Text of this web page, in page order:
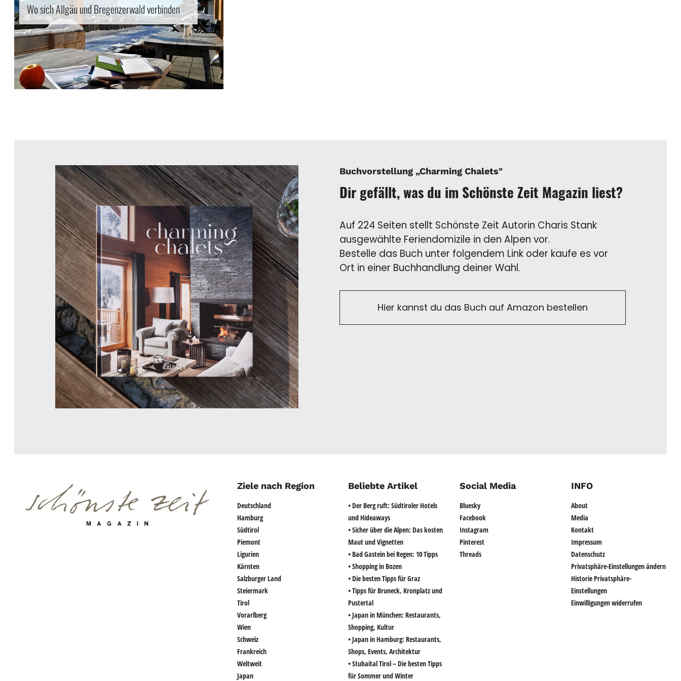
Wo sich Allgäu und Bregenzerwald verbinden
Buchvorstellung „Charming Chalets"
Dir gefällt, was du im Schönste Zeit Magazin liest?
Auf 224 Seiten stellt Schönste Zeit Autorin Charis Stank
ausgewählte Feriendomizile in den Alpen vor.
Bestelle das Buch unter folgendem Link oder kaufe es vor
Ort in einer Buchhandlung deiner Wahl.
Hier kannst du das Buch auf Amazon bestellen
Ziele nach Region
Deutschland
Hamburg
Südtirol
Piemont
Ligurien
Kärnten
Salzburger Land
Steiermark
Tirol
Vorarlberg
Wien
Schweiz
Frankreich
Weltweit
Japan
Beliebte Artikel
• Der Berg ruft: Südtiroler Hotels
und Hideaways
• Sicher über die Alpen: Das kosten
Maut und Vignetten
• Bad Gastein bei Regen: 10 Tipps
• Shopping in Bozen
• Die besten Tipps für Graz
• Tipps für Bruneck, Kronplatz und
Pustertal
• Japan in München: Restaurants,
Shopping, Kultur
• Japan in Hamburg: Restaurants,
Shops, Events, Architektur
• Stubaital Tirol – Die besten Tipps
für Sommer und Winter
Social Media
Bluesky
Facebook
Instagram
Pinterest
Threads
INFO
About
Media
Kontakt
Impressum
Datenschutz
Privatsphäre-Einstellungen ändern
Historie Privatsphäre-
Einstellungen
Einwilligungen widerrufen